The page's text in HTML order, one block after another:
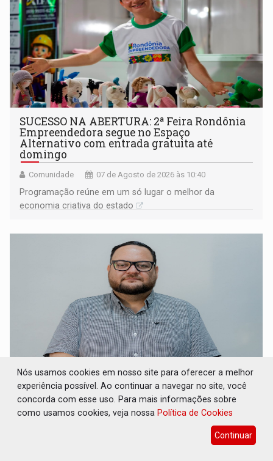
SUCESSO NA ABERTURA: 2ª Feira Rondônia
Empreendedora segue no Espaço
Alternativo com entrada gratuita até
domingo
Comunidade 07 de Agosto de 2026 às 10:40
Programação reúne em um só lugar o melhor da
economia criativa do estado
REESTRUTURAÇÃO: Secretário da Seinfra de
Porto Velho pede exoneração do cargo
Geral 07 de Agosto de 2026 às 10:37
Thiago Cantanhede Pacheco esteve à frente da pasta por
Nós usamos cookies em nosso site para oferecer a melhor
experiência possível. Ao continuar a navegar no site, você
concorda com esse uso. Para mais informações sobre
como usamos cookies, veja nossa Política de Cookies
Continuar